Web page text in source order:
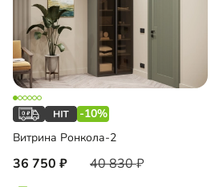
-10%
Витрина Ронкола-2
36 750 40 830